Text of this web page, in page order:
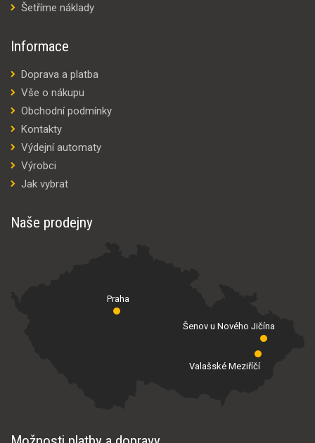
Šetříme náklady
Informace
Doprava a platba
Vše o nákupu
Obchodní podmínky
Kontakty
Výdejní automaty
Výrobci
Jak vybrat
Naše prodejny
Praha
Valašské Meziříčí
Šenov u Nového Jičína